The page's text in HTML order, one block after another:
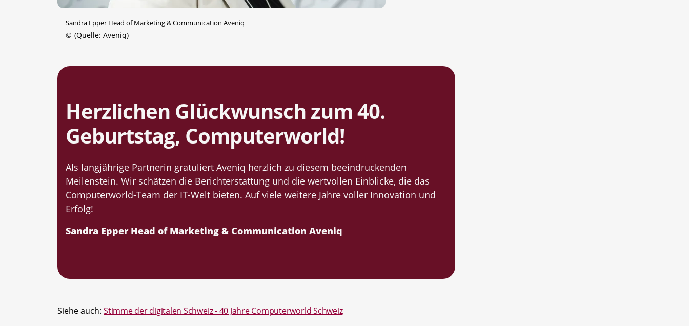
Sandra Epper Head of Marketing & Communication Aveniq
© (Quelle: Aveniq)
Herzlichen Glückwunsch zum 40.
Geburtstag, Computerworld!
Als langjährige Partnerin gratuliert Aveniq herzlich zu diesem beeindruckenden
Meilenstein. Wir schätzen die Berichterstattung und die wert­vollen Einblicke, die das
Computerworld-Team der IT-Welt bieten. Auf viele weitere Jahre voller Innovation und
Erfolg!
Sandra Epper Head of Marketing & Communication Aveniq
Siehe auch: Stimme der digitalen Schweiz - 40 Jahre Computerworld Schweiz